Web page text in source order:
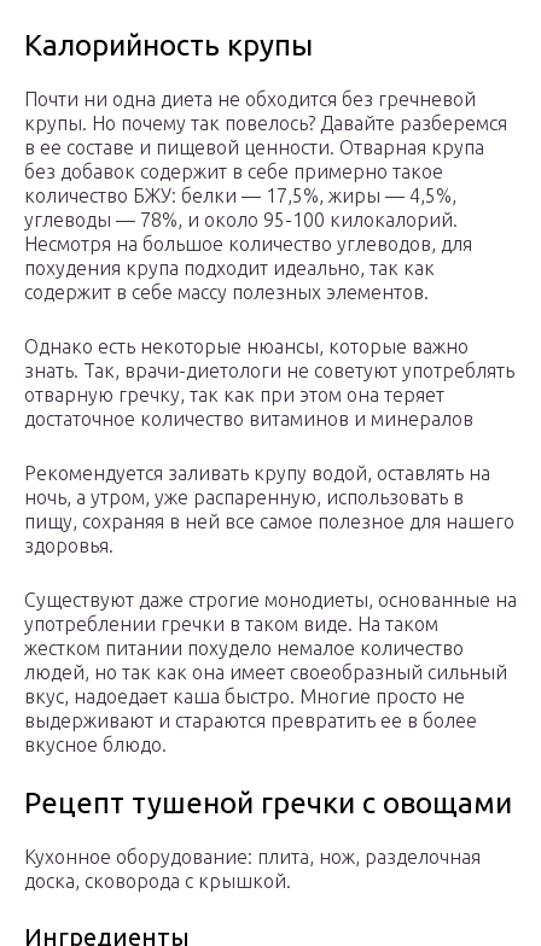
Калорийность крупы
Почти ни одна диета не обходится без гречневой
крупы. Но почему так повелось? Давайте разберемся
в ее составе и пищевой ценности. Отварная крупа
без добавок содержит в себе примерно такое
количество БЖУ: белки — 17,5%, жиры — 4,5%,
углеводы — 78%, и около 95-100 килокалорий.
Несмотря на большое количество углеводов, для
похудения крупа подходит идеально, так как
содержит в себе массу полезных элементов.
Однако есть некоторые нюансы, которые важно
знать. Так, врачи-диетологи не советуют употреблять
отварную гречку, так как при этом она теряет
достаточное количество витаминов и минералов
Рекомендуется заливать крупу водой, оставлять на
ночь, а утром, уже распаренную, использовать в
пищу, сохраняя в ней все самое полезное для нашего
здоровья.
Существуют даже строгие монодиеты, основанные на
употреблении гречки в таком виде. На таком
жестком питании похудело немалое количество
людей, но так как она имеет своеобразный сильный
вкус, надоедает каша быстро. Многие просто не
выдерживают и стараются превратить ее в более
вкусное блюдо.
Рецепт тушеной гречки с овощами
Кухонное оборудование: плита, нож, разделочная
доска, сковорода с крышкой.
Ингредиенты